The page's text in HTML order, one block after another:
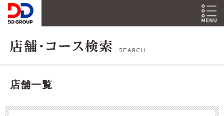
SEARCH
店舗一覧